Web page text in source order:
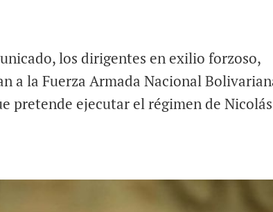
los dirigentes en exilio forzoso,
a la Fuerza Armada Nacional
pretende ejecutar el régimen de Nicolás